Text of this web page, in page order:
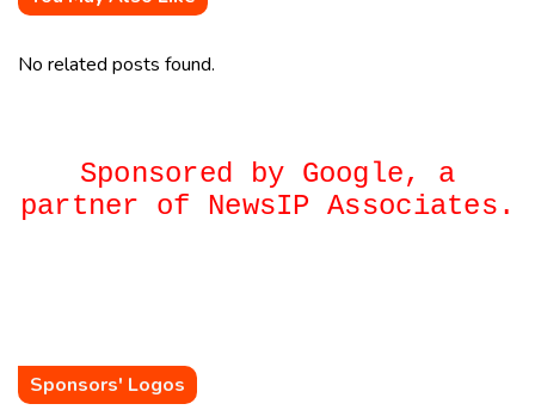
No related posts found.
Sponsored by Google, a
partner of NewsIP Associates.
Sponsors' Logos